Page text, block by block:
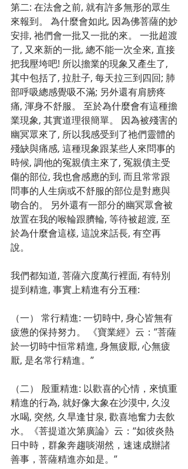
第二: 在法會之前, 就有許多無形的眾生
來報到。 為什麼會如此, 因為佛菩薩的妙
安排, 祂們會一批又一批的來。 一批超渡
了, 又來新的一批, 總不能一次全來, 直接
把我壓垮吧! 所以擔業的現象又產生了,
其中包括了, 拉肚子, 每天拉三到四回; 肺
部呼吸總感覺吸不滿; 另外還有肩膀疼
痛, 渾身不舒服。 至於為什麼會有這種擔
業現象, 其實道理很簡單。 因為被殘害的
幽冥眾來了, 所以我感受到了祂們靈體的
殘缺與痛感, 這種現象跟某些人來問事的
時候, 調他的冤親債主來了, 冤親債主受
傷的部位, 我也會感應的到, 而且常常跟
問事的人生病或不舒服的部位是對應與
吻合的。 另外還有一部分的幽冥眾會被
放置在我的喉輪跟臍輪, 等待被超渡, 至
於為什麼會這樣, 這說來話長, 有空再
說。
我們都知道, 菩薩六度萬行裡面, 有特別
提到精進, 事實上精進有分五種:
（一） 常行精進: 一切時中, 身心皆無有
疲憊的保持努力。 《寶業經》云：”菩薩
於一切時中恒常精進, 身無疲厭, 心無疲
厭, 是名常行精進。”
（二） 殷重精進: 以歡喜的心情，來慎重
精進的行為, 就好像大象在沙漠中, 久沒
水喝, 突然, 久旱逢甘泉, 歡喜地奮力去飲
水。《菩提道次第廣論》云：“如彼炎熱
日中時，群象奔趨啖湖然，速速成辦諸
善事，菩薩精進亦如是。”